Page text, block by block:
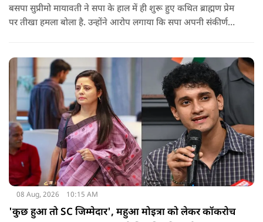
बसपा सुप्रीमो मायावती ने सपा के हाल में ही शुरू हुए कथित ब्राह्मण प्रेम
पर तीखा हमला बोला है. उन्होंने आरोप लगाया कि सपा अपनी संकीर्ण
08 Aug, 2026 10:15 AM
'कुछ हुआ तो SC जिम्मेदार', महुआ मोइत्रा को लेकर कॉकरोच